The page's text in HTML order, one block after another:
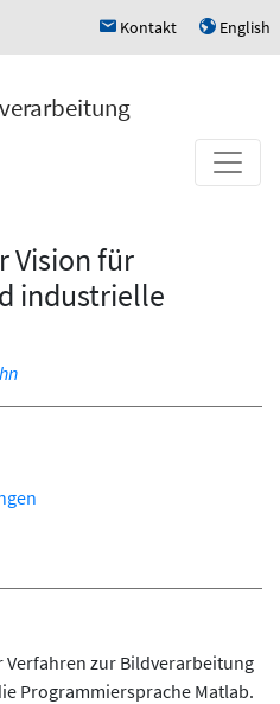
h Kontakt u English
Vision für
industrielle
zur Bildverarbeitung
Programmiersprache Matlab.